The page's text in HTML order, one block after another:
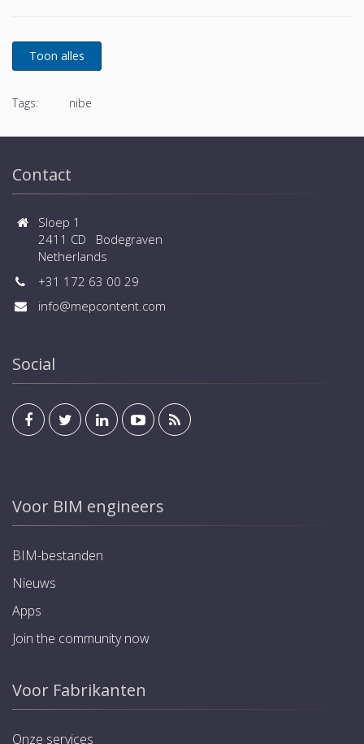
Tags: nibe
Contact
Sloep 1
2411 CD Bodegraven
Netherlands
+31 172 63 00 29
info@mepcontent.com
Social
Voor BIM engineers
BIM-bestanden
Nieuws
Apps
Join the community now
Voor Fabrikanten
Onze services